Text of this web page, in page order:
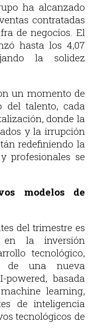
ha alcanzado
contratadas
de negocios. El
hasta los 4,07
la solidez
un momento de
del talento, cada
donde la
y la irrupción
redefiniendo la
profesionales se
modelos de
del trimestre es
en la inversión
tecnológico,
de una nueva
basada
learning,
de inteligencia
tecnológicos de